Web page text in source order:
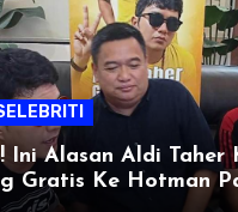
Ini Alasan Aldi Taher
Gratis Ke Hotman